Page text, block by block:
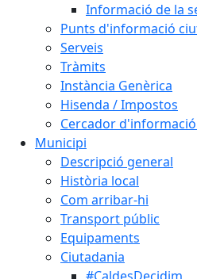
Informació de la
Punts d'informació
Serveis
Tràmits
Instància Genèrica
Hisenda / Impostos
Cercador
Municipi
Descripció general
Història local
Com arribar-hi
Transport públic
Equipaments
Ciutadania